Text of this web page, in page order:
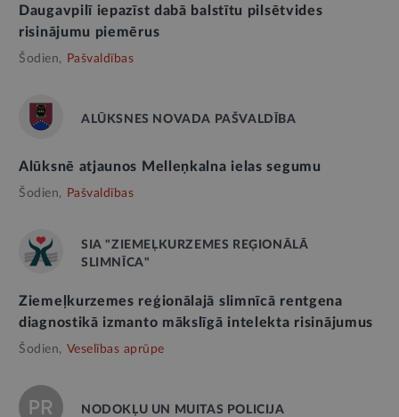
Daugavpilī iepazīst dabā balstītu pilsētvides
risinājumu piemērus
Šodien, Pašvaldības
ALŪKSNES NOVADA PAŠVALDĪBA
Alūksnē atjaunos Melleņkalna ielas segumu
Šodien, Pašvaldības
SIA "ZIEMEĻKURZEMES REĢIONĀLĀ
SLIMNĪCA"
Ziemeļkurzemes reģionālajā slimnīcā rentgena
diagnostikā izmanto mākslīgā intelekta risinājumus
Šodien, Veselības aprūpe
NODOKĻU UN MUITAS POLICIJA